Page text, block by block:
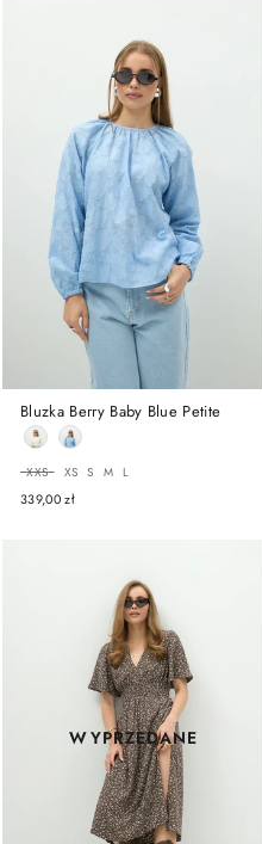
Bluzka Berry Baby Blue Petite
ROZMIAR
XXS XS S M L
339,00 zł
WYPRZEDANE